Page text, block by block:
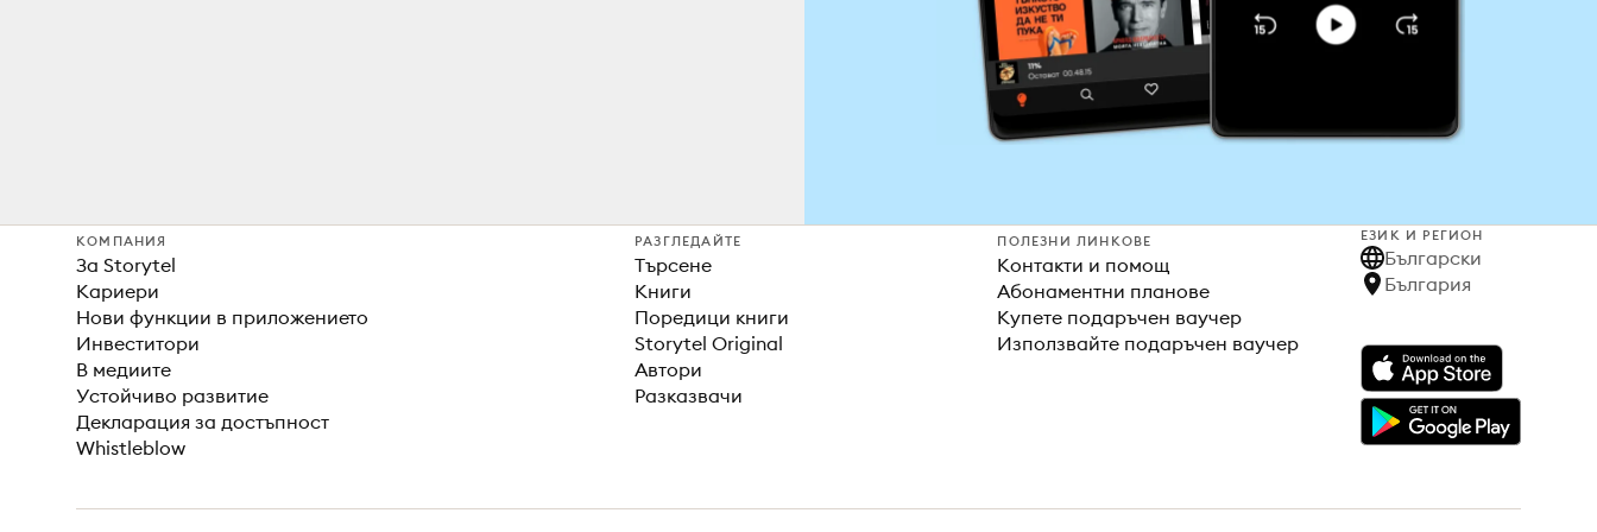
КОМПАНИЯ
За Storytel
Кариери
Нови функции в приложението
Инвеститори
В медиите
Устойчиво развитие
Декларация за достъпност
Whistleblow
РАЗГЛЕДАЙТЕ
Търсене
Книги
Поредици книги
Storytel Original
Автори
Разказвачи
ПОЛЕЗНИ ЛИНКОВЕ
Контакти и помощ
Абонаментни планове
Купете подаръчен ваучер
Използвайте подаръчен ваучер
ЕЗИК И РЕГИОН
Български
България